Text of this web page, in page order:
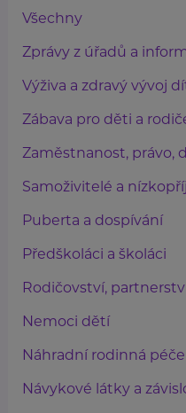
Všechny
Zprávy z úřadů a
Výživa a zdravý vývoj
Zábava pro děti a
Zaměstnanost, právo,
Samoživitelé a
Puberta a dospívání
Předškoláci a školáci
Rodičovství,
Nemoci dětí
Náhradní rodinná péče
Návykové látky a